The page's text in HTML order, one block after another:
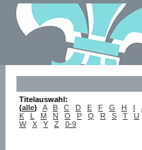
Titelauswahl:
(alle) A B C D E F G H I
K
L M N O P Q R S T
U
W
X Y Z 0-9